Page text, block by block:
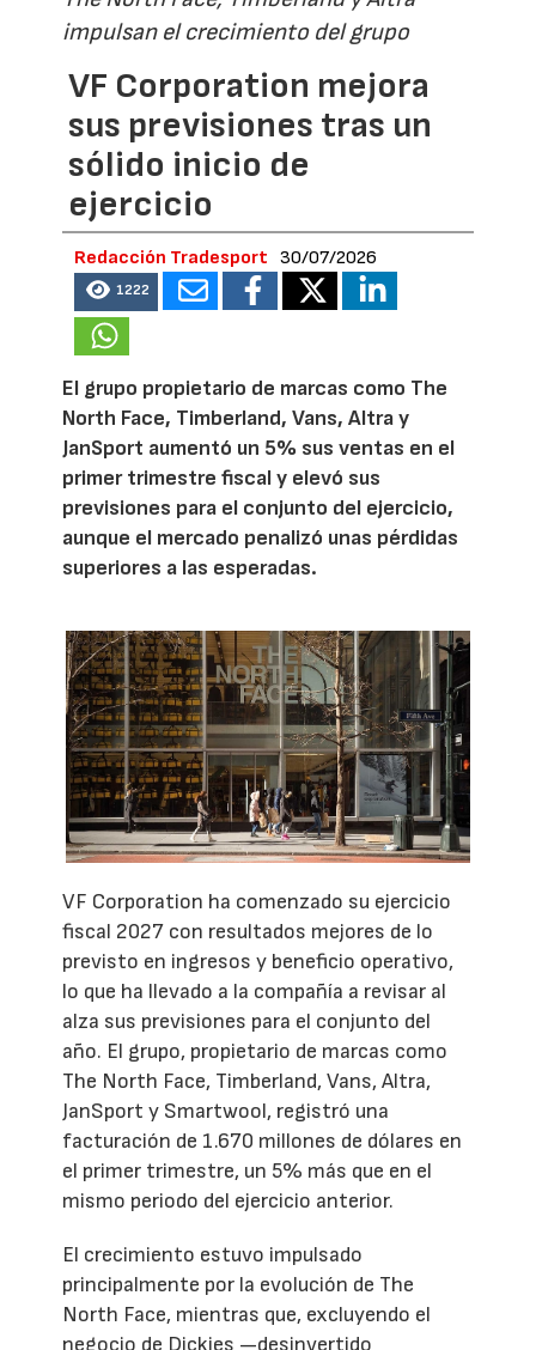
impulsan el crecimiento del grupo
VF Corporation mejora
sus previsiones tras un
sólido inicio de
ejercicio
Redacción Tradesport 30/07/2026
1222
El grupo propietario de marcas como The
North Face, Timberland, Vans, Altra y
JanSport aumentó un 5% sus ventas en el
primer trimestre fiscal y elevó sus
previsiones para el conjunto del ejercicio,
aunque el mercado penalizó unas pérdidas
superiores a las esperadas.
VF Corporation ha comenzado su ejercicio
fiscal 2027 con resultados mejores de lo
previsto en ingresos y beneficio operativo,
lo que ha llevado a la compañía a revisar al
alza sus previsiones para el conjunto del
año. El grupo, propietario de marcas como
The North Face, Timberland, Vans, Altra,
JanSport y Smartwool, registró una
facturación de 1.670 millones de dólares en
el primer trimestre, un 5% más que en el
mismo periodo del ejercicio anterior.
El crecimiento estuvo impulsado
principalmente por la evolución de The
North Face, mientras que, excluyendo el
negocio de Dickies —desinvertido